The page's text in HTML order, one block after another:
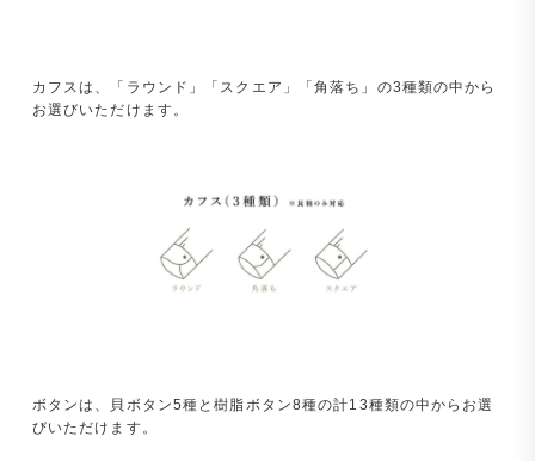
カフスは、「ラウンド」「スクエア」「角落ち」の3種類の中から
お選びいただけます。
ボタンは、貝ボタン5種と樹脂ボタン8種の計13種類の中からお選
びいただけます。